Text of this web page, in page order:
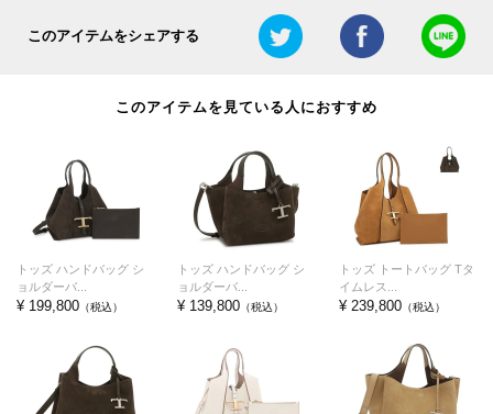
このアイテムをシェアする
このアイテムを見ている人におすすめ
トッズ ハンドバッグ シ
ョルダーバ...
¥ 199,800 （税込）
トッズ ハンドバッグ シ
ョルダーバ...
¥ 139,800 （税込）
トッズ トートバッグ Tタ
イムレス...
¥ 239,800（税込）